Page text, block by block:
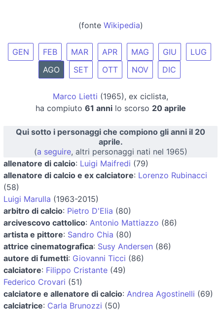
(fonte Wikipedia)
GEN FEB MAR APR MAG GIU
LUG
AGO
SET OTT NOV DIC
Marco Lietti (1965), ex ciclista,
ha compiuto 61 annilo scorso 20 aprile
Qui sotto i personaggi che compiono gli anni il 20
aprile.
(a seguire, altri personaggi nati nel 1965)
allenatore di calcio: Luigi Maifredi (79)
allenatore di calcio e ex calciatore: Lorenzo Rubinacci
(58)
Luigi Marulla (1963-2015)
arbitro di calcio: Pietro D'Elia (80)
arcivescovo cattolico: Antonio Mattiazzo (86)
artista e pittore: Sandro Chia (80)
attrice cinematografica: Susy Andersen (86)
autore di fumetti: Giovanni Ticci (86)
calciatore: Filippo Cristante (49)
Federico Crovari (51)
calciatore e allenatore di calcio: Andrea Agostinelli (69)
calciatrice: Carla Brunozzi (50)